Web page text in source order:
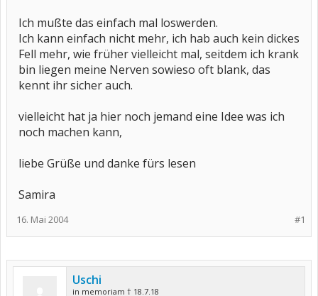
Ich mußte das einfach mal loswerden.
Ich kann einfach nicht mehr, ich hab auch kein dickes
Fell mehr, wie früher vielleicht mal, seitdem ich krank
bin liegen meine Nerven sowieso oft blank, das
kennt ihr sicher auch.
vielleicht hat ja hier noch jemand eine Idee was ich
noch machen kann,
liebe Grüße und danke fürs lesen
Samira
#1
16. Mai 2004
Uschi
in memoriam † 18.7.18